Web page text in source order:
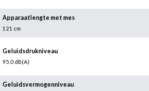
Apparaatlengte met mes
121 cm
Geluidsdrukniveau
95.0 dB(A)
Geluidsvermogenniveau